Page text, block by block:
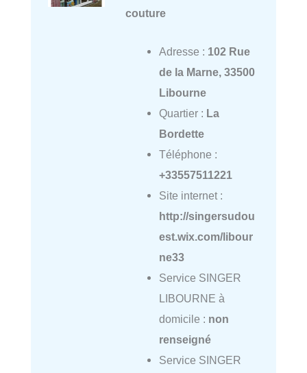
couture
Adresse : 102 Rue
de la Marne, 33500
Libourne
Quartier : La
Bordette
Téléphone :
+33557511221
Site internet :
http://singersudou
est.wix.com/libour
ne33
Service SINGER
LIBOURNE à
domicile : non
renseigné
Service SINGER